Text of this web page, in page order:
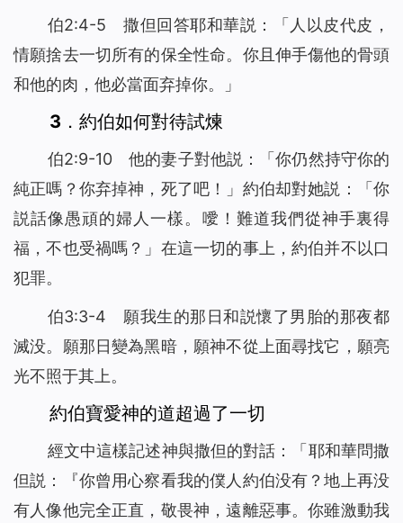
伯2:4-5 撒但回答耶和華説：「人以皮代皮，
情願捨去一切所有的保全性命。你且伸手傷他的骨頭
和他的肉，他必當面弃掉你。」
3．約伯如何對待試煉
伯2:9-10 他的妻子對他説：「你仍然持守你的
純正嗎？你弃掉神，死了吧！」約伯却對她説：「你
説話像愚頑的婦人一樣。噯！難道我們從神手裏得
福，不也受禍嗎？」在這一切的事上，約伯并不以口
犯罪。
伯3:3-4 願我生的那日和説懷了男胎的那夜都
滅没。願那日變為黑暗，願神不從上面尋找它，願亮
光不照于其上。
約伯寶愛神的道超過了一切
經文中這樣記述神與撒但的對話：「耶和華問撒
但説：『你曾用心察看我的僕人約伯没有？地上再没
有人像他完全正直，敬畏神，遠離惡事。你雖激動我